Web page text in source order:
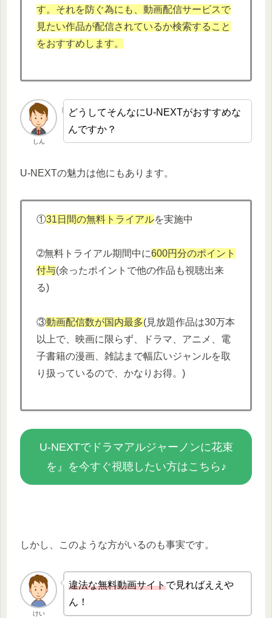
す。それを防ぐ為にも、動画配信サービスで
見たい作品が配信されているか検索すること
をおすすめします。
しん
どうしてそんなにU-NEXTがおすすめな
んですか？
U-NEXTの魅力は他にもあります。
①31日間の無料トライアルを実施中
➁無料トライアル期間中に600円分のポイント
付与(余ったポイントで他の作品も視聴出来
る)
③動画配信数が国内最多(見放題作品は30万本
以上で、映画に限らず、ドラマ、アニメ、電
子書籍の漫画、雑誌まで幅広いジャンルを取
り扱っているので、かなりお得。)
U-NEXTでドラマアルジャーノンに花束
を』を今すぐ視聴したい方はこちら♪
しかし、このような方がいるのも事実です。
けい
違法な無料動画サイトで見ればええや
ん！